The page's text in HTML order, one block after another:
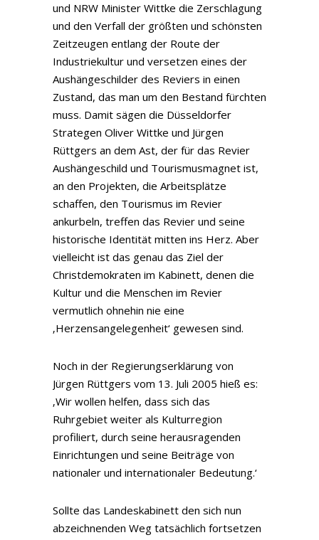
und NRW Minister Wittke die Zerschlagung
und den Verfall der größten und schönsten
Zeitzeugen entlang der Route der
Industriekultur und versetzen eines der
Aushängeschilder des Reviers in einen
Zustand, das man um den Bestand fürchten
muss. Damit sägen die Düsseldorfer
Strategen Oliver Wittke und Jürgen
Rüttgers an dem Ast, der für das Revier
Aushängeschild und Tourismusmagnet ist,
an den Projekten, die Arbeitsplätze
schaffen, den Tourismus im Revier
ankurbeln, treffen das Revier und seine
historische Identität mitten ins Herz. Aber
vielleicht ist das genau das Ziel der
Christdemokraten im Kabinett, denen die
Kultur und die Menschen im Revier
vermutlich ohnehin nie eine
‚Herzensangelegenheit‘ gewesen sind.
Noch in der Regierungserklärung von
Jürgen Rüttgers vom 13. Juli 2005 hieß es:
‚Wir wollen helfen, dass sich das
Ruhrgebiet weiter als Kulturregion
profiliert, durch seine herausragenden
Einrichtungen und seine Beiträge von
nationaler und internationaler Bedeutung.‘
Sollte das Landeskabinett den sich nun
abzeichnenden Weg tatsächlich fortsetzen